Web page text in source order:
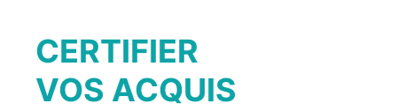
CERTIFIER
VOS ACQUIS